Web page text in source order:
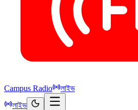
Campus Radio
লাইভ
লাইভ